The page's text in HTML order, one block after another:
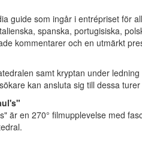
guide som ingår i entrépriset för
spanska, portugisiska,
kommentarer och en utmärkt
samt kryptan under
kan ansluta sig till dessa
är en 270° filmupplevelse med